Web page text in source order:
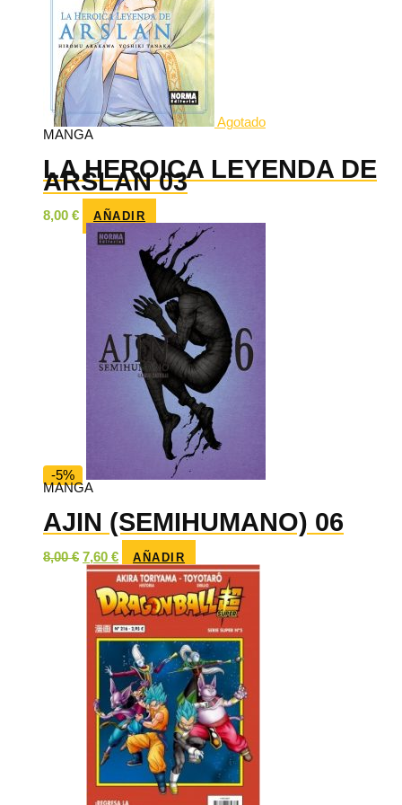
Agotado
MANGA
LA HEROICA LEYENDA DE
ARSLAN 03
8,00 € AÑADIR
-5%
MANGA
AJIN (SEMIHUMANO) 06
8,00€ El
precio
original
era:
8,00 €.
7,60 €El
precio
actual
es:
7,60 €.
AÑADIR